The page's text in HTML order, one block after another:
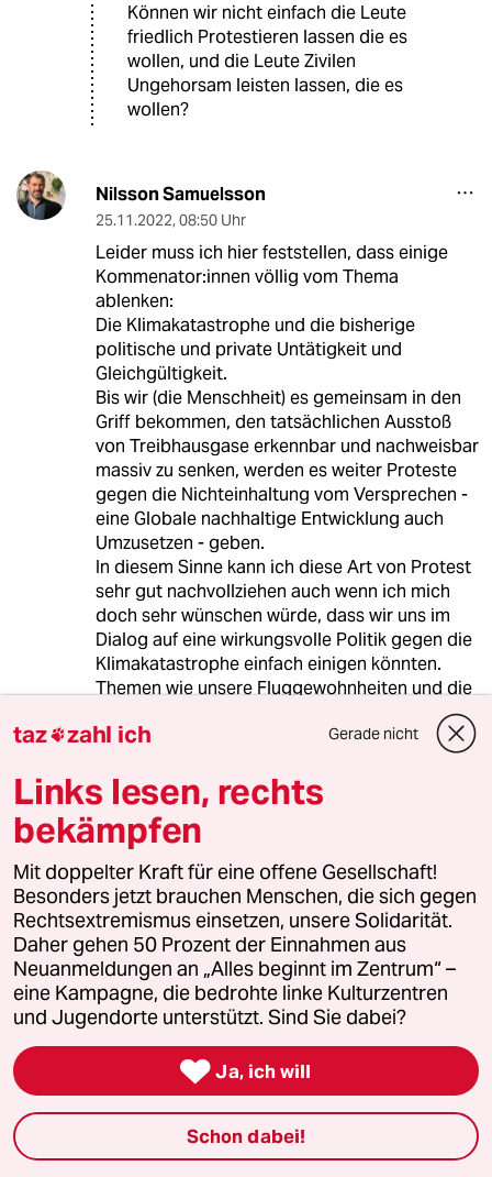
Können wir nicht einfach die Leute
friedlich Protestieren lassen die es
wollen, und die Leute Zivilen
Ungehorsam leisten lassen, die es
wollen?
Nilsson Samuelsson
25.11.2022, 08:50 Uhr
Leider muss ich hier feststellen, dass einige
Kommenator:innen völlig vom Thema
ablenken:
Die Klimakatastrophe und die bisherige
politische und private Untätigkeit und
Gleichgültigkeit.
Bis wir (die Menschheit) es gemeinsam in den
Griff bekommen, den tatsächlichen Ausstoß
von Treibhausgase erkennbar und nachweisbar
massiv zu senken, werden es weiter Proteste
gegen die Nichteinhaltung vom Versprechen -
eine Globale nachhaltige Entwicklung auch
Umzusetzen - geben.
In diesem Sinne kann ich diese Art von Protest
sehr gut nachvollziehen auch wenn ich mich
doch sehr wünschen würde, dass wir uns im
Dialog auf eine wirkungsvolle Politik gegen die
Klimakatastrophe einfach einigen könnten.
Themen wie unsere Fluggewohnheiten und die
Besteuerung von Kerosin werden dabei zentral
sein müssen. Ist doch eigentlich klar.
GK Gerhard Krause
@Nilsson Samuelsson:
Richtig! Danke! Gemeinsam gegen
Verharmloser und Verhinderer.
G Gärtnerin
25.11.2022,17:37 Uhr
@Nilsson Samuelsson:
taz zahl ich Gerade nicht
Links lesen, rechts
bekämpfen
Mit doppelter Kraft für eine offene Gesellschaft!
Besonders jetzt brauchen Menschen, die sich gegen
Rechtsextremismus einsetzen, unsere Solidarität.
Daher gehen 50 Prozent der Einnahmen aus
Neuanmeldungen an „Alles beginnt im Zentrum“ –
eine Kampagne, die bedrohte linke Kulturzentren
und Jugendorte unterstützt. Sind Sie dabei?
 Ja, ich will
Schon dabei!